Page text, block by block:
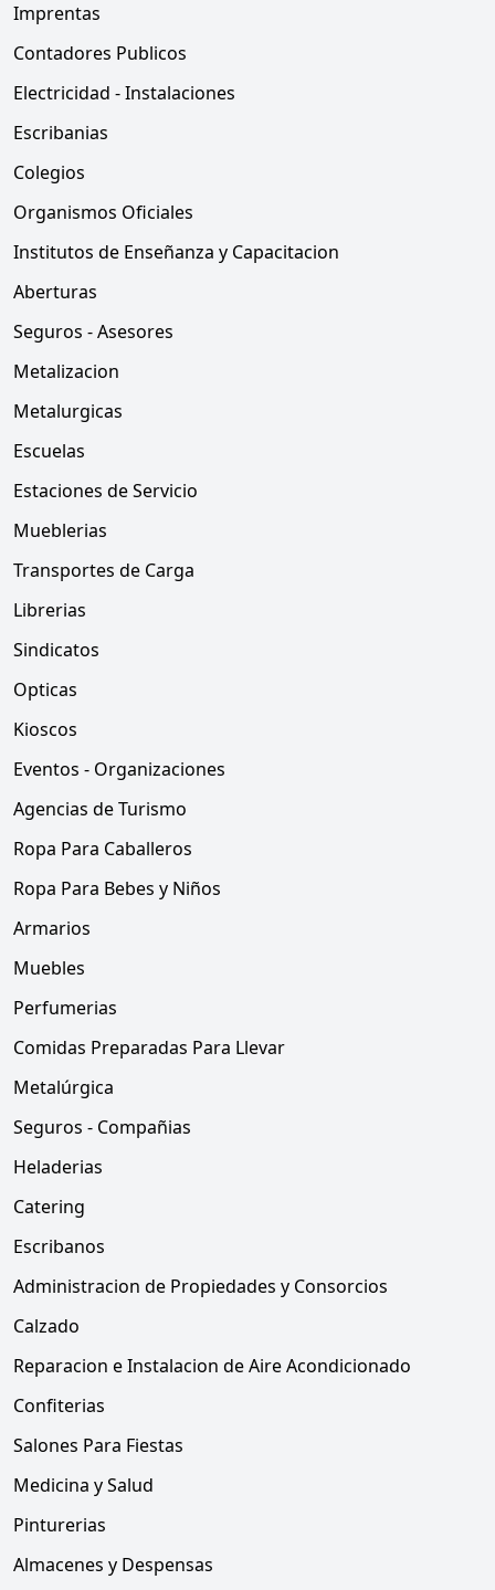
Imprentas
Contadores Publicos
Electricidad - Instalaciones
Escribanias
Colegios
Organismos Oficiales
Institutos de Enseñanza y Capacitacion
Aberturas
Seguros - Asesores
Metalizacion
Metalurgicas
Escuelas
Estaciones de Servicio
Mueblerias
Transportes de Carga
Librerias
Sindicatos
Opticas
Kioscos
Eventos - Organizaciones
Agencias de Turismo
Ropa Para Caballeros
Ropa Para Bebes y Niños
Armarios
Muebles
Perfumerias
Comidas Preparadas Para Llevar
Metalúrgica
Seguros - Compañias
Heladerias
Catering
Escribanos
Administracion de Propiedades y Consorcios
Calzado
Reparacion e Instalacion de Aire Acondicionado
Confiterias
Salones Para Fiestas
Medicina y Salud
Pinturerias
Almacenes y Despensas